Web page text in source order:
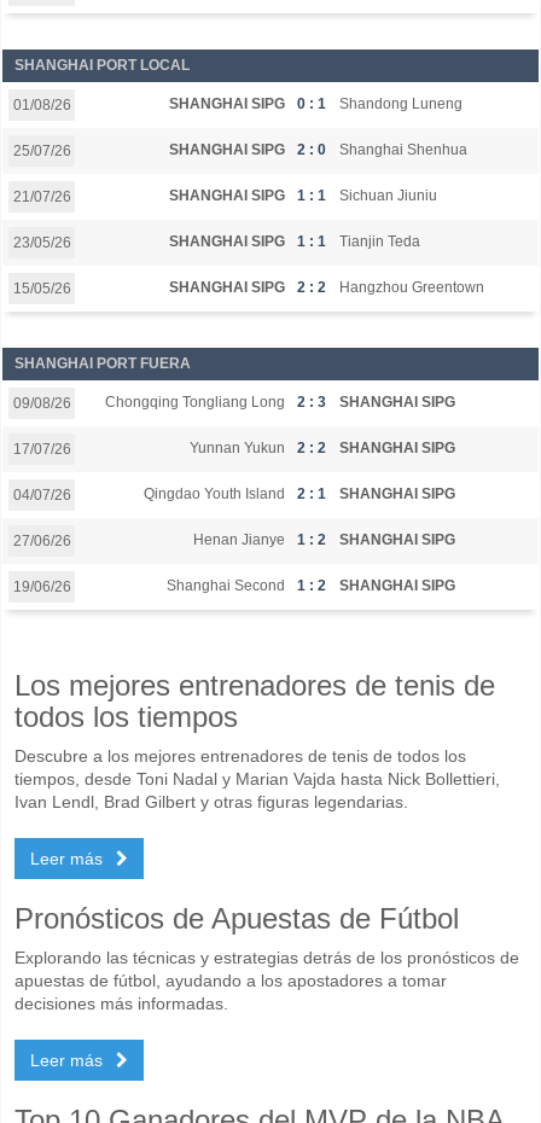
SHANGHAI PORT LOCAL
01/08/26 SHANGHAI SIPG 0 : 1 Shandong Luneng
25/07/26 SHANGHAI SIPG 2 : 0 Shanghai Shenhua
21/07/26 SHANGHAI SIPG 1 : 1 Sichuan Jiuniu
23/05/26 SHANGHAI SIPG 1 : 1 Tianjin Teda
15/05/26 SHANGHAI SIPG 2 : 2 Hangzhou Greentown
SHANGHAI PORT FUERA
09/08/26 Chongqing Tongliang Long 2 : 3 SHANGHAI SIPG
17/07/26 Yunnan Yukun 2 : 2 SHANGHAI SIPG
04/07/26 Qingdao Youth Island 2 : 1 SHANGHAI SIPG
27/06/26 Henan Jianye 1 : 2 SHANGHAI SIPG
19/06/26 Shanghai Second 1 : 2 SHANGHAI SIPG
Los mejores entrenadores de tenis de
todos los tiempos
Descubre a los mejores entrenadores de tenis de todos los
tiempos, desde Toni Nadal y Marian Vajda hasta Nick Bollettieri,
Ivan Lendl, Brad Gilbert y otras figuras legendarias.
Leer más
Pronósticos de Apuestas de Fútbol
Explorando las técnicas y estrategias detrás de los pronósticos de
apuestas de fútbol, ayudando a los apostadores a tomar
decisiones más informadas.
Leer más